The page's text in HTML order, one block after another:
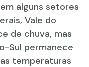
alguns setores
Vale do
de chuva, mas
Sul permanece
temperaturas